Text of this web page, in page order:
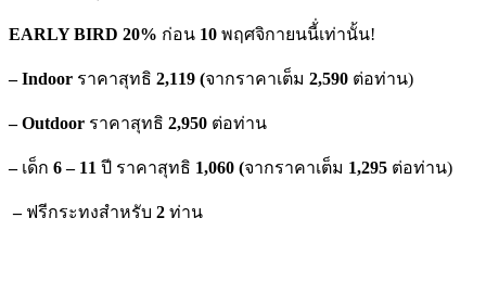
EARLY BIRD 20% ก่อน 10 พฤศจิกายนนี้่เท่านั้น!
– Indoor ราคาสุทธิ 2,119 (จากราคาเต็ม 2,590 ต่อท่าน)
– Outdoor ราคาสุทธิ 2,950 ต่อท่าน
– เด็ก 6 – 11 ปี ราคาสุทธิ 1,060 (จากราคาเต็ม 1,295 ต่อท่าน)
– ฟรีกระทงสำหรับ 2 ท่าน